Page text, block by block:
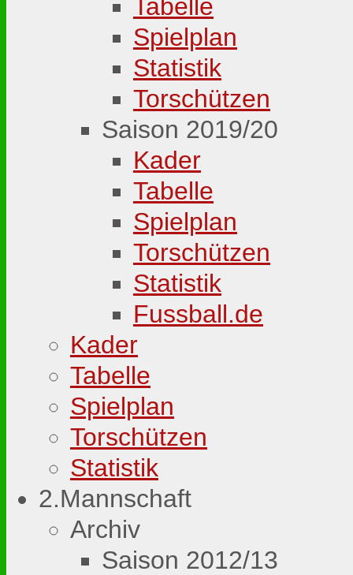
Tabelle
Spielplan
Statistik
Torschützen
Saison 2019/20
Kader
Tabelle
Spielplan
Torschützen
Statistik
Fussball.de
Kader
Tabelle
Spielplan
Torschützen
Statistik
2.Mannschaft
Archiv
Saison 2012/13